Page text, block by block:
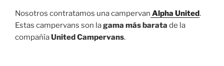
Nosotros contratamos una campervan Alpha United.
Estas campervans son lagama más barata de la
compañíaUnited Campervans.